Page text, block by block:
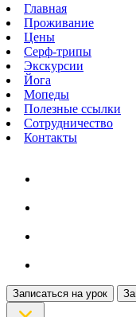
Главная
Проживание
Цены
Серф-трипы
Экскурсии
Йога
Мопеды
Полезные ссылки
Сотрудничество
Контакты
Записаться на урок